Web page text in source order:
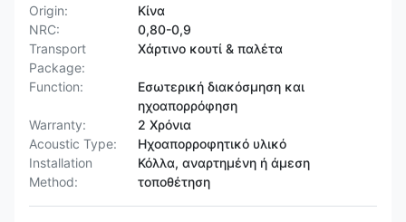
Origin:
Κίνα
NRC:
0,80-0,9
Transport
Package:
Χάρτινο κουτί & παλέτα
Function:
Εσωτερική διακόσμηση και
ηχοαπορρόφηση
Warranty:
2 Χρόνια
Acoustic Type:
Ηχοαπορροφητικό υλικό
Installation
Method:
Κόλλα, αναρτημένη ή άμεση
τοποθέτηση